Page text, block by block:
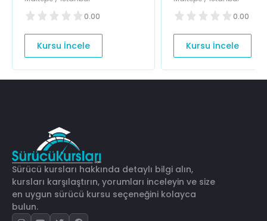
0.00
Kursu İncele
0.00
Kursu İncele
Sürücü kursları hakkında detaylı bilgi alın,
kursları karşılaştırın, yorumları inceleyin ve size
en uygun sürücü kursu seçeneğini kolayca
bulun.